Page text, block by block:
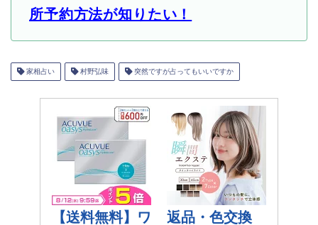
所予約方法が知りたい！
家相占い 村野弘味 突然ですが占ってもいいですか